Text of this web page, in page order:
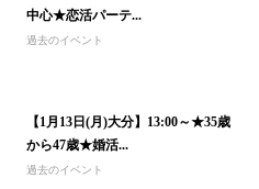
中心★恋活パーテ...
過去のイベント
【1月13日(月)大分】13:00～★35歳
から47歳★婚活...
過去のイベント